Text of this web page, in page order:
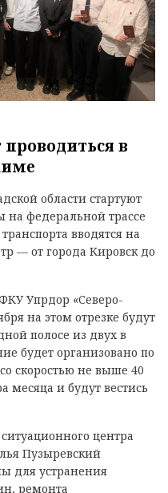
в
области стартуют
федеральной трассе
вводятся на
— от города Кировск до
Упрдор «Северо-
на этом отрезке будут
полосе из двух в
будет организовано по
скоростью не выше 40
месяца и будут вестись
центра
Пузыревский
для устранения
ремонта